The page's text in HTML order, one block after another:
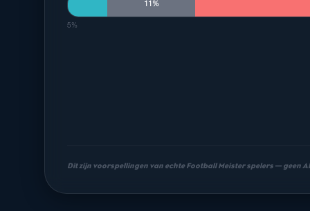
11%
5%
Dit zijn voorspellingen van echte Football Meister spelers — geen